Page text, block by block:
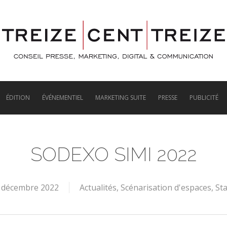
ÉDITION ÉVÉNEMENTIEL MARKETING SUITE PRESSE PUBLICITÉ
SODEXO SIMI 2022
décembre 2022 Actualités, Scénarisation d'espaces,